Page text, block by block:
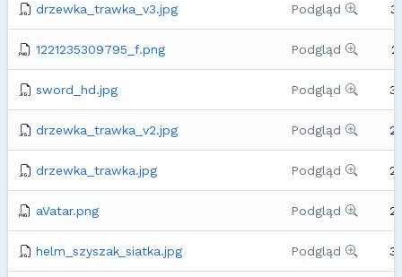
drzewka_trawka_v3.jpg Podgląd
1221235309795_f.png Podgląd
sword_hd.jpg Podgląd
drzewka_trawka_v2.jpg Podgląd
drzewka_trawka.jpg Podgląd
aVatar.png Podgląd
helm_szyszak_siatka.jpg Podgląd